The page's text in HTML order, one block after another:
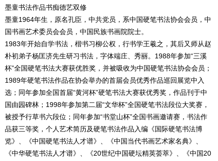
墨童书法作品书痴德艺双修
墨童1964年生，原名孔臣，中共党员，系中国硬笔书法协会会员，中
国书画艺术委员会会员，中国民族书画院院士。
1983年开始自学书法，楷书习柳公权，行书学王羲之，其后又师从赵
朴初弟子杨匡济先生研习书法，字体端庄、秀丽。1988年参加“三溪
杯”全国硬笔书法大赛获优胜奖，并被吸收为中国硬笔书法协会会员；
1989年硬笔书法作品在协会举办的首届会员优秀作品巡回展览中入
选；同年参加全国首届“黄河杯”硬笔书法大赛获优秀奖，作品刊于中
国由园碑林；1998年参加第二届“文华杯”全国硬笔书法段位大奖赛，
被授予行草书六段位；同年参加“书堂山杯”全国书画邀请赛，书法作
品获三等奖，个人艺术简历及硬笔书法作品入编《国际硬笔书法博
览》、《中国硬笔书法人才谱》、《中国当代书画艺术家名典》、
《中华硬笔书法人才谱》、《20世纪中国硬坛精英荟萃》、《中国20